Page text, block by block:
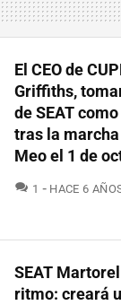
El CEO de
Griffiths,
de SEAT
tras la
Meo el 1 de
1 COMENTARIOS
HACE 6
SEAT
ritmo: creará